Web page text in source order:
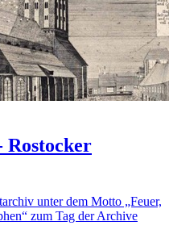
Rostocker
unter dem Motto „Feuer,
zum Tag der Archive